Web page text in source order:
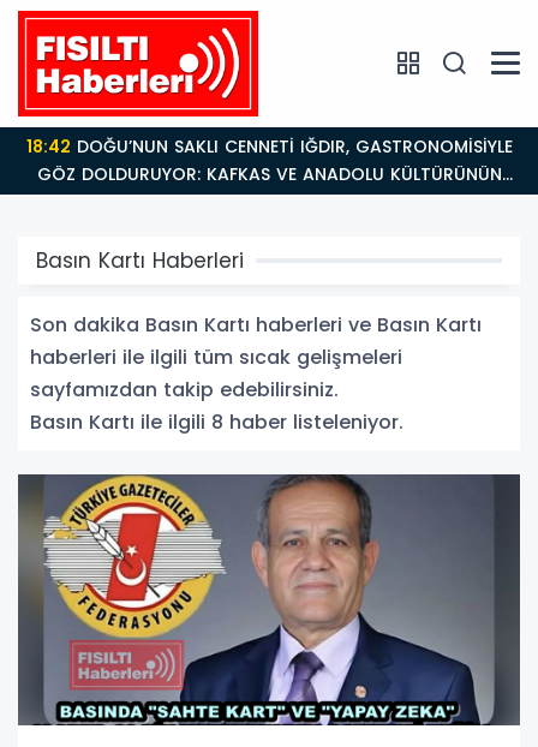
18:42
GÖZ DOLDURUYOR: KAFKAS VE ANADOLU KÜLTÜRÜNÜN
BULUŞMA NOKTASI
Basın Kartı Haberleri
Son dakika Basın Kartı haberleri ve Basın Kartı
haberleri ile ilgili tüm sıcak gelişmeleri
sayfamızdan takip edebilirsiniz.
Basın Kartı ile ilgili 8 haber listeleniyor.